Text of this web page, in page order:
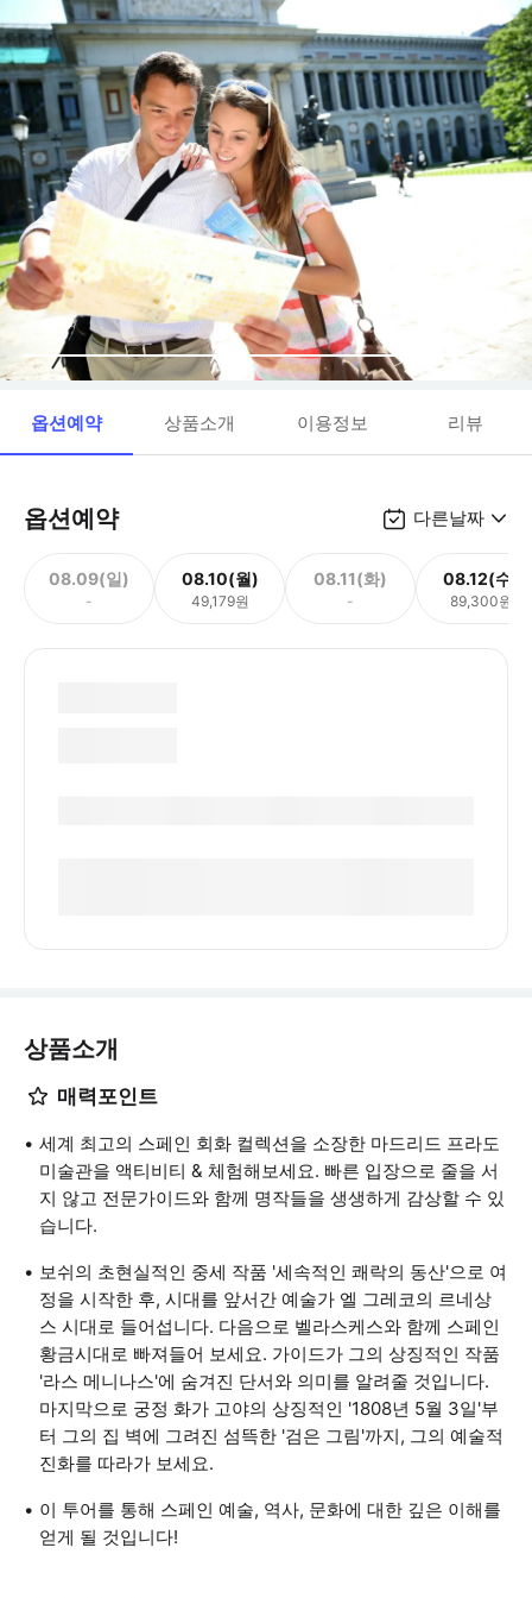
옵션예약 상품소개 이용정보 리뷰
옵션예약 다른날짜
08.09(일)
-
08.10(월)
49,179원
08.11(화)
-
08.12(수)
89,300원
상품소개
매력포인트
세계 최고의 스페인 회화 컬렉션을 소장한 마드리드 프라도
미술관을 액티비티 & 체험해보세요. 빠른 입장으로 줄을 서
지 않고 전문가이드와 함께 명작들을 생생하게 감상할 수 있
습니다.
보쉬의 초현실적인 중세 작품 '세속적인 쾌락의 동산'으로 여
정을 시작한 후, 시대를 앞서간 예술가 엘 그레코의 르네상
스 시대로 들어섭니다. 다음으로 벨라스케스와 함께 스페인
황금시대로 빠져들어 보세요. 가이드가 그의 상징적인 작품
'라스 메니나스'에 숨겨진 단서와 의미를 알려줄 것입니다.
마지막으로 궁정 화가 고야의 상징적인 '1808년 5월 3일'부
터 그의 집 벽에 그려진 섬뜩한 '검은 그림'까지, 그의 예술적
진화를 따라가 보세요.
이 투어를 통해 스페인 예술, 역사, 문화에 대한 깊은 이해를
얻게 될 것입니다!